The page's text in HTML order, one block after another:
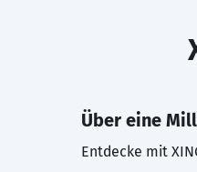
Über eine
Entdecke mit